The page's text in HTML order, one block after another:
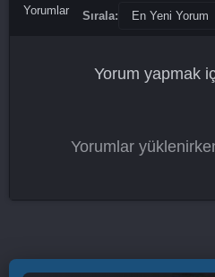
Yorumlar Sırala:
Yorum yapmak
Yorumlar